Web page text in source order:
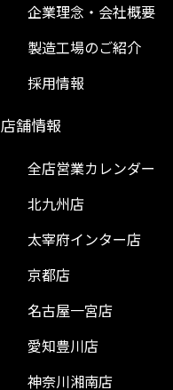
企業理念・会社概要
製造工場のご紹介
採用情報
店舗情報
全店営業カレンダー
北九州店
太宰府インター店
京都店
名古屋一宮店
愛知豊川店
神奈川湘南店